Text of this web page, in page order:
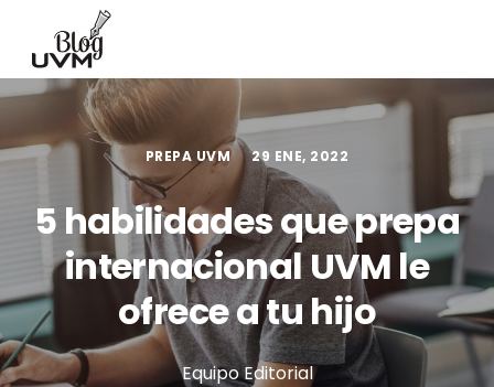
PREPA UVM 29 ENE, 2022
5 habilidades que prepa
internacional UVM le
ofrece a tu hijo
Equipo Editorial